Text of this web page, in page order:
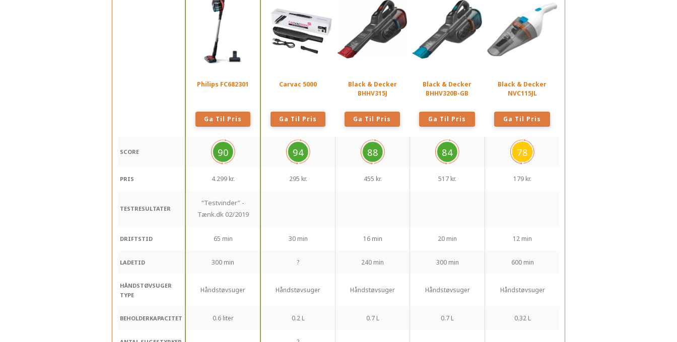
Philips FC682301
Ga Til Pris
Carvac 5000
Ga Til Pris
Black & Decker
BHHV315J
Ga Til Pris
Black & Decker
BHHV320B-GB
Ga Til Pris
Black & Decker
NVC115JL
Ga Til Pris
SCORE 90 94 88 84 78
PRIS 4.299 kr. 295 kr. 455 kr. 517 kr. 179 kr.
TESTRESULTATER
“Testvinder” -
Tænk.dk 02/2019
DRIFTSTID 65 min 30 min 16 min 20 min 12 min
LADETID 300 min ? 240 min 300 min 600 min
HÅNDSTØVSUGER
TYPE
Håndstøvsuger Håndstøvsuger Håndstøvsuger Håndstøvsuger Håndstøvsuger
BEHOLDERKAPACITET 0.6 liter 0.2 L 0.7 L 0.7 L 0.32 L